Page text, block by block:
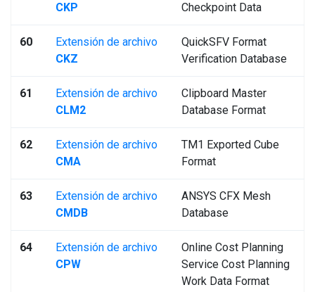
CKP
Checkpoint Data
60
Extensión de archivo
CKZ
QuickSFV Format
Verification Database
61
Extensión de archivo
CLM2
Clipboard Master
Database Format
62
Extensión de archivo
CMA
TM1 Exported Cube
Format
63
Extensión de archivo
CMDB
ANSYS CFX Mesh
Database
64
Extensión de archivo
CPW
Online Cost Planning
Service Cost Planning
Work Data Format